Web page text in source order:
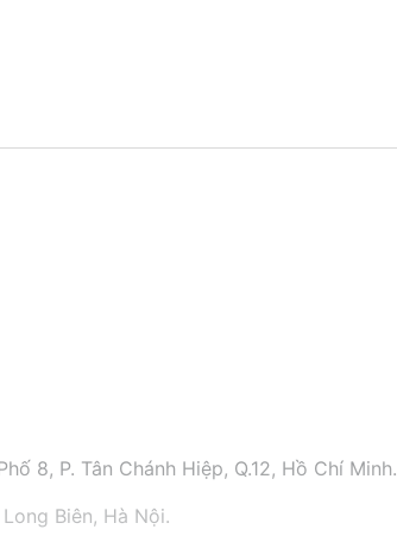
8, P. Tân Chánh Hiệp, Q.12, Hồ Chí Minh.
Biên, Hà Nội.